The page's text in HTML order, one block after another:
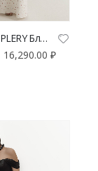
Платье SEMPLERY Бланш | VERESK studio
16,290.00₽